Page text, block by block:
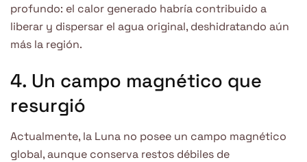
profundo: el calor generado habría contribuido a
liberar y dispersar el agua original, deshidratando aún
más la región.
4. Un campo magnético que
resurgió
Actualmente, la Luna no posee un campo magnético
global, aunque conserva restos débiles de